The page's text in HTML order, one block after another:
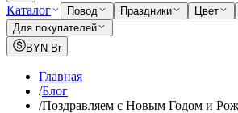
Каталог Повод Праздники Цвет
Для покупателей
BYN Br
Главная
/Блог
/Поздравляем с Новым Годом и